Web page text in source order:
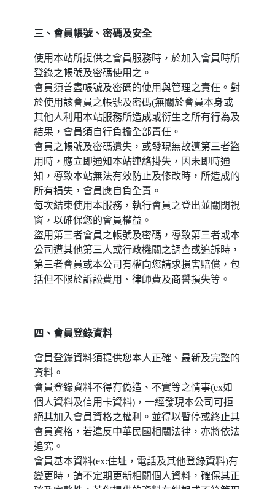
三、會員帳號、密碼及安全
使用本站所提供之會員服務時，於加入會員時所
登錄之帳號及密碼使用之。
會員須善盡帳號及密碼的使用與管理之責任。對
於使用該會員之帳號及密碼(無關於會員本身或
其他人利用本站服務所造成或衍生之所有行為及
結果，會員須自行負擔全部責任。
會員之帳號及密碼遺失，或發現無故遭第三者盜
用時，應立即通知本站連絡掛失，因未即時通
知，導致本站無法有效防止及修改時，所造成的
所有損失，會員應自負全責。
每次結束使用本服務，執行會員之登出並關閉視
窗，以確保您的會員權益。
盜用第三者會員之帳號及密碼，導致第三者或本
公司遭其他第三人或行政機關之調查或追訴時，
第三者會員或本公司有權向您請求損害賠償，包
括但不限於訴訟費用、律師費及商譽損失等。
四、會員登錄資料
會員登錄資料須提供您本人正確、最新及完整的
資料。
會員登錄資料不得有偽造、不實等之情事(ex如
個人資料及信用卡資料)，一經發現本公司可拒
絕其加入會員資格之權利。並得以暫停或終止其
會員資格，若違反中華民國相關法律，亦將依法
追究。
會員基本資料(ex:住址，電話及其他登錄資料)有
變更時，請不定期更新相關個人資料，確保其正